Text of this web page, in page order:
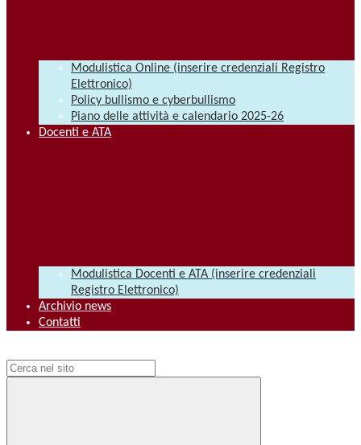
Modulistica Online (inserire credenziali Registro
Elettronico)
Policy bullismo e cyberbullismo
Piano delle attività e calendario 2025-26
Docenti e ATA
Modulistica Docenti e ATA (inserire credenziali
Registro Elettronico)
Archivio news
Contatti